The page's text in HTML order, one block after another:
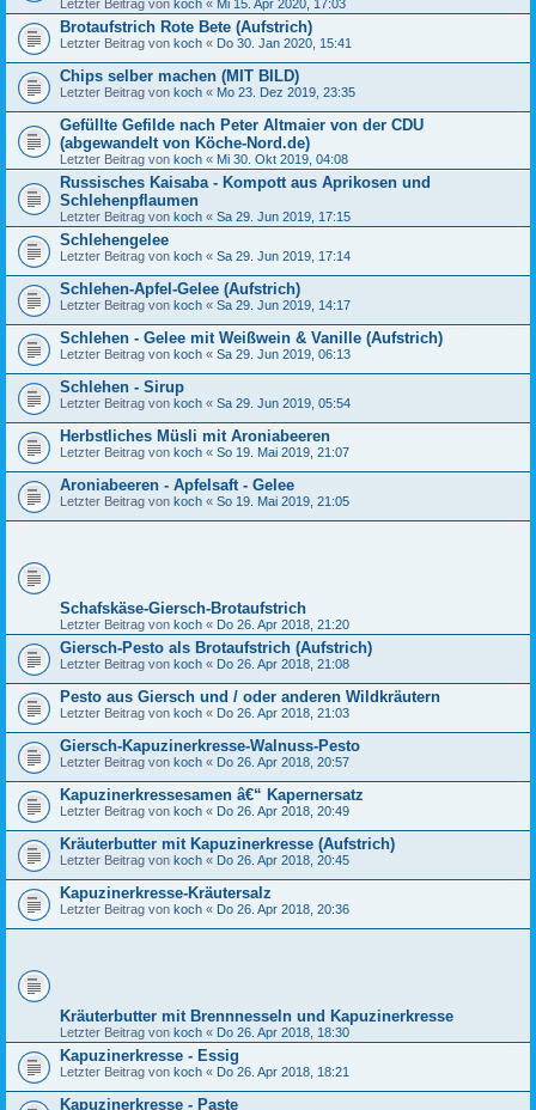
Letzter Beitrag von koch « Mi 15. Apr 2020, 17:03
Brotaufstrich Rote Bete (Aufstrich)
Letzter Beitrag von koch « Do 30. Jan 2020, 15:41
Chips selber machen (MIT BILD)
Letzter Beitrag von koch « Mo 23. Dez 2019, 23:35
Gefüllte Gefilde nach Peter Altmaier von der CDU
(abgewandelt von Köche-Nord.de)
Letzter Beitrag von koch « Mi 30. Okt 2019, 04:08
Russisches Kaisaba - Kompott aus Aprikosen und
Schlehenpflaumen
Letzter Beitrag von koch « Sa 29. Jun 2019, 17:15
Schlehengelee
Letzter Beitrag von koch « Sa 29. Jun 2019, 17:14
Schlehen-Apfel-Gelee (Aufstrich)
Letzter Beitrag von koch « Sa 29. Jun 2019, 14:17
Schlehen - Gelee mit Weißwein & Vanille (Aufstrich)
Letzter Beitrag von koch « Sa 29. Jun 2019, 06:13
Schlehen - Sirup
Letzter Beitrag von koch « Sa 29. Jun 2019, 05:54
Herbstliches Müsli mit Aroniabeeren
Letzter Beitrag von koch « So 19. Mai 2019, 21:07
Aroniabeeren - Apfelsaft - Gelee
Letzter Beitrag von koch « So 19. Mai 2019, 21:05
Schafskäse-Giersch-Brotaufstrich
Letzter Beitrag von koch « Do 26. Apr 2018, 21:20
Giersch-Pesto als Brotaufstrich (Aufstrich)
Letzter Beitrag von koch « Do 26. Apr 2018, 21:08
Pesto aus Giersch und / oder anderen Wildkräutern
Letzter Beitrag von koch « Do 26. Apr 2018, 21:03
Giersch-Kapuzinerkresse-Walnuss-Pesto
Letzter Beitrag von koch « Do 26. Apr 2018, 20:57
Kapuzinerkressesamen â€“ Kapernersatz
Letzter Beitrag von koch « Do 26. Apr 2018, 20:49
Kräuterbutter mit Kapuzinerkresse (Aufstrich)
Letzter Beitrag von koch « Do 26. Apr 2018, 20:45
Kapuzinerkresse-Kräutersalz
Letzter Beitrag von koch « Do 26. Apr 2018, 20:36
Kräuterbutter mit Brennnesseln und Kapuzinerkresse
Letzter Beitrag von koch « Do 26. Apr 2018, 18:30
Kapuzinerkresse - Essig
Letzter Beitrag von koch « Do 26. Apr 2018, 18:21
Kapuzinerkresse - Paste